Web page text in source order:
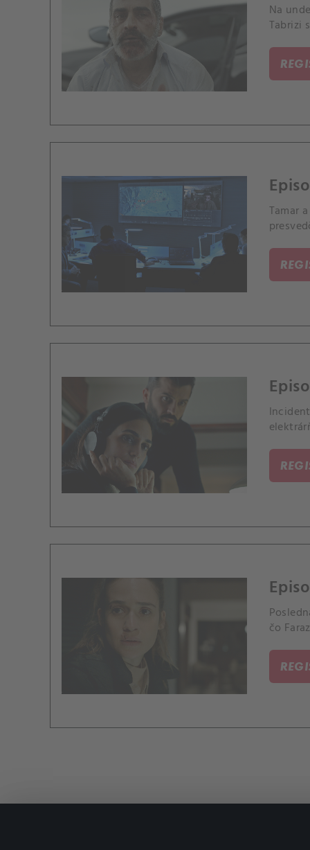
Na
Tabrizi
Tamar
čo